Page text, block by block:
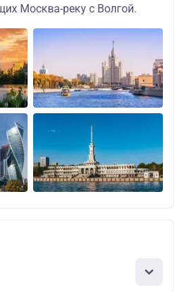
Москва-реку с Волгой.